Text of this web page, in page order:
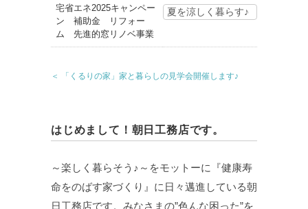
夏を涼しく暮らす♪
＜ 「くるりの家」家と暮らしの見学会開催します♪
はじめまして！朝日工務店です。
～楽しく暮らそう♪～をモットーに『健康寿
命をのばす家づくり』に日々邁進している朝
日工務店です。みなさまの”色んな困った”を